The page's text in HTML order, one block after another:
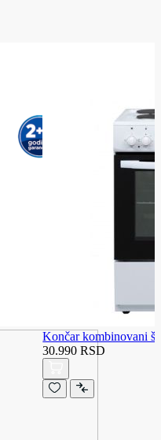
Končar kombinovani
30.990 RSD